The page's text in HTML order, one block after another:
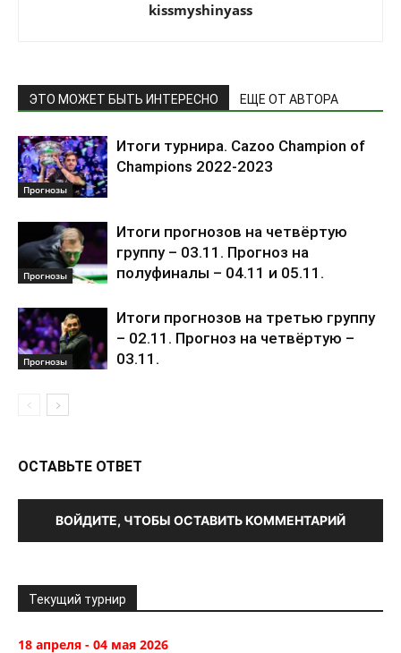
kissmyshinyass
ЭТО МОЖЕТ БЫТЬ ИНТЕРЕСНО ЕЩЕ ОТ АВТОРА
Прогнозы
Итоги турнира. Cazoo Champion of
Champions 2022-2023
Прогнозы
Итоги прогнозов на четвёртую
группу – 03.11. Прогноз на
полуфиналы – 04.11 и 05.11.
Прогнозы
Итоги прогнозов на третью группу
– 02.11. Прогноз на четвёртую –
03.11.
ОСТАВЬТЕ ОТВЕТ
ВОЙДИТЕ, ЧТОБЫ ОСТАВИТЬ КОММЕНТАРИЙ
Текущий турнир
18 апреля - 04 мая 2026